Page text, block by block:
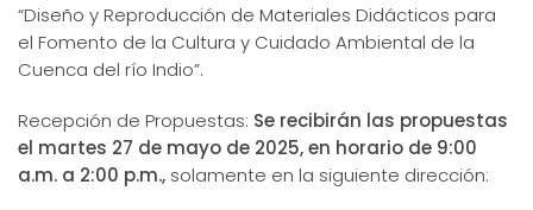
“Diseño y Reproducción de Materiales Didácticos para
el Fomento de la Cultura y Cuidado Ambiental de la
Cuenca del río Indio”.
Recepción de Propuestas: Se recibirán las propuestas
el martes 27 de mayo de 2025, en horario de 9:00
a.m. a 2:00 p.m., solamente en la siguiente dirección: